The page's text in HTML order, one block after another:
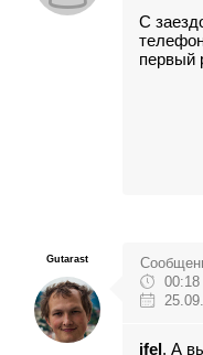
С
первый
Gutarast
00:18
ifel , А